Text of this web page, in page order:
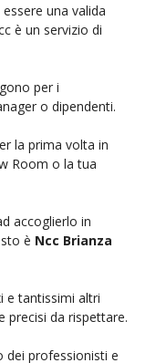
una valida
è un servizio di
per i
o dipendenti.
la prima volta in
Room o la tua
accoglierlo in
è Ncc Brianza
e tantissimi altri
precisi da rispettare.
dei professionisti e